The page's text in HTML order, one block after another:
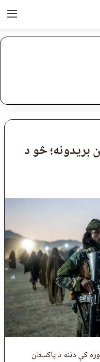
بریدونه؛ څو د
کې دننه د پاکستان